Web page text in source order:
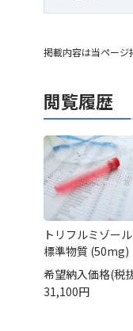
掲載内容は当ページ
閲覧履歴
トリフルミゾー
標準物質 (50mg)
希望納入価格(税
31,100円